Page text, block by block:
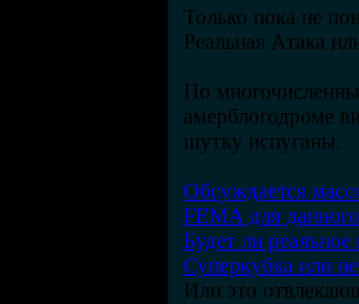
Только пока не
Реальная Атака
По
амерблогодроме
шутку испуганы.
Обсуждается
FEMA для
Будет ли
Суперкубка или
Или это